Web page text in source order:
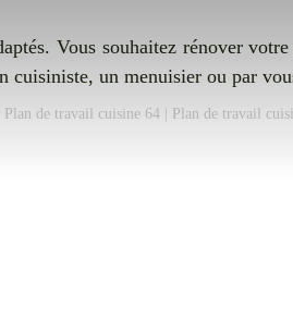
Vous souhaitez rénover
un menuisier ou par
Plan de travail cuisine 64 | Plan de travail